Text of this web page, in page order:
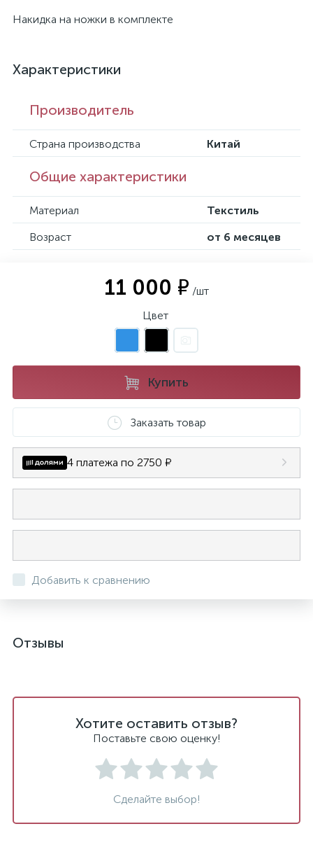
Накидка на ножки в комплекте
Характеристики
Производитель
Страна производства Китай
Общие характеристики
Материал
Текстиль
Возраст
от 6 месяцев
11 000 ₽ /шт
Цвет
Купить
Заказать товар
4 платежа по 2750 ₽
Добавить к сравнению
Отзывы
Хотите оставить отзыв?
Поставьте свою оценку!
Сделайте выбор!